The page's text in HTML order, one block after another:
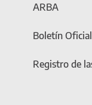
ARBA
Boletín Oficial
Registro de